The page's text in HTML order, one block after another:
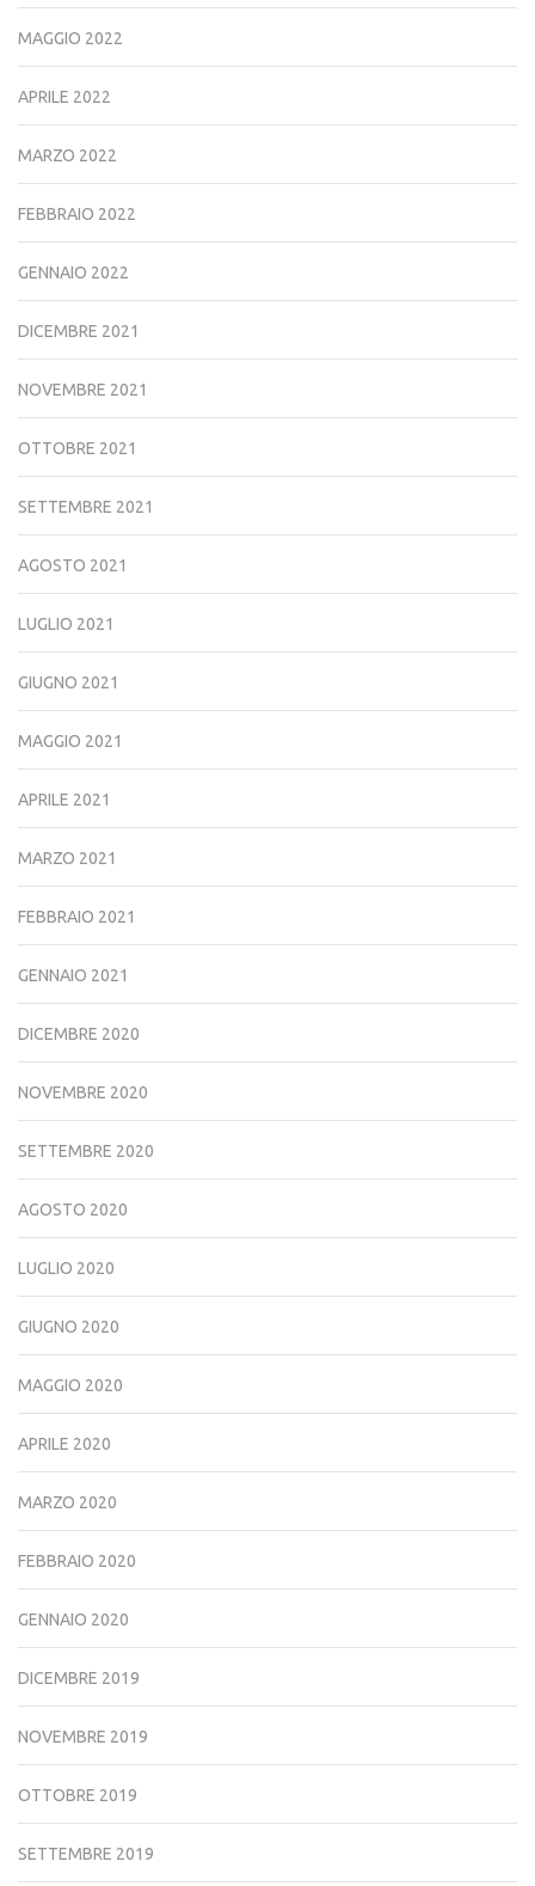
MAGGIO 2022
APRILE 2022
MARZO 2022
FEBBRAIO 2022
GENNAIO 2022
DICEMBRE 2021
NOVEMBRE 2021
OTTOBRE 2021
SETTEMBRE 2021
AGOSTO 2021
LUGLIO 2021
GIUGNO 2021
MAGGIO 2021
APRILE 2021
MARZO 2021
FEBBRAIO 2021
GENNAIO 2021
DICEMBRE 2020
NOVEMBRE 2020
SETTEMBRE 2020
AGOSTO 2020
LUGLIO 2020
GIUGNO 2020
MAGGIO 2020
APRILE 2020
MARZO 2020
FEBBRAIO 2020
GENNAIO 2020
DICEMBRE 2019
NOVEMBRE 2019
OTTOBRE 2019
SETTEMBRE 2019